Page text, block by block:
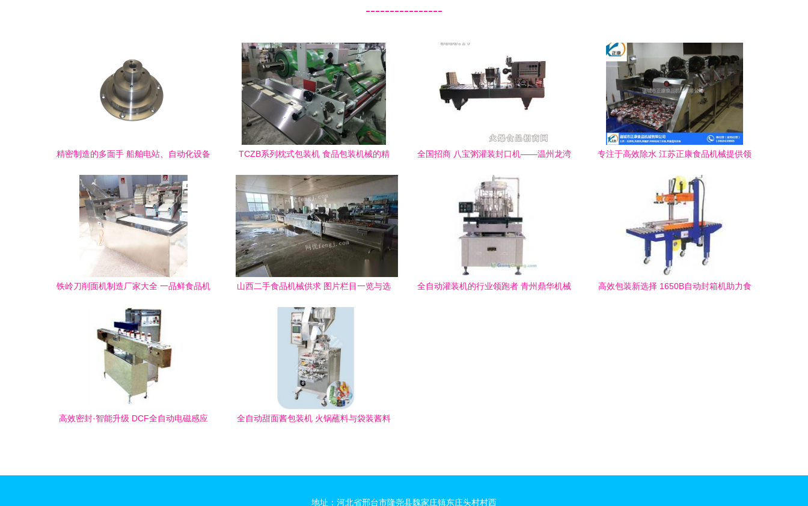
----------------
精密制造的多面手 船舶电站、自动化设备
TCZB系列枕式包装机 食品包装机械的精
全国招商 八宝粥灌装封口机——温州龙湾
专注于高效除水 江苏正康食品机械提供领
铁岭刀削面机制造厂家大全 一品鲜食品机
山西二手食品机械供求 图片栏目一览与选
全自动灌装机的行业领跑者 青州鼎华机械
高效包装新选择 1650B自动封箱机助力食
高效密封·智能升级 DCF全自动电磁感应
全自动甜面酱包装机 火锅蘸料与袋装酱料
地址：河北省邢台市隆尧县魏家庄镇东庄头村村西